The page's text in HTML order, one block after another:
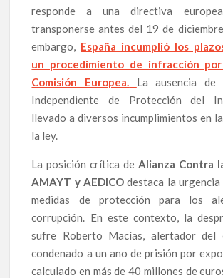
responde a una directiva
transponerse antes del 19 de
embargo, España incumplió los
un procedimiento de infracción
Comisión Europea.
La ausencia de
Independiente de Protección del
llevado a diversos incumplimientos en
la ley.
La posición crítica de Alianza Contra
AMAYT y AEDICO destaca la
medidas de protección para los
corrupción. En este contexto, la
sufre Roberto Macías, alertador del
condenado a un ano de prisión por
calculado en más de 40 millones de